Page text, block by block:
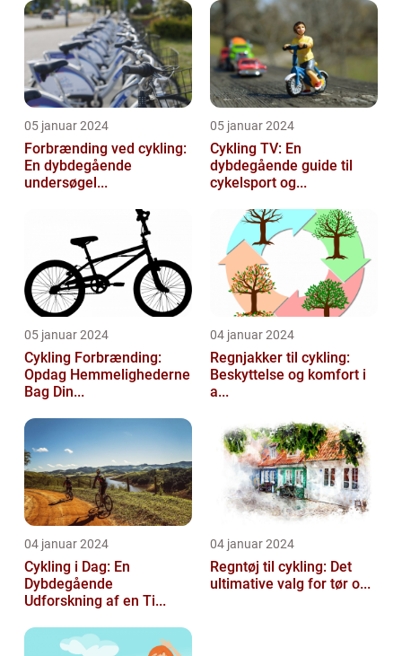
05 januar 2024
Forbrænding ved cykling:
En dybdegående
undersøgel...
05 januar 2024
Cykling TV: En
dybdegående guide til
cykelsport og...
05 januar 2024
Cykling Forbrænding:
Opdag Hemmelighederne
Bag Din...
04 januar 2024
Regnjakker til cykling:
Beskyttelse og komfort i
a...
04 januar 2024
Cykling i Dag: En
Dybdegående
Udforskning af en Ti...
04 januar 2024
Regntøj til cykling: Det
ultimative valg for tør o...